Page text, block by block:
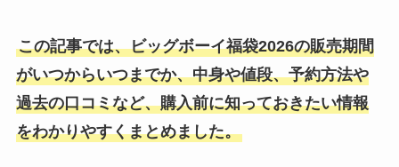
この記事では、ビッグボーイ福袋2026の販売期間
がいつからいつまでか、中身や値段、予約方法や
過去の口コミなど、購入前に知っておきたい情報
をわかりやすくまとめました。